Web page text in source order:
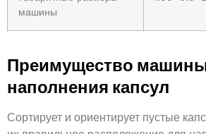
машины
Преимущество
наполнения капсул
Сортирует и ориентирует пустые